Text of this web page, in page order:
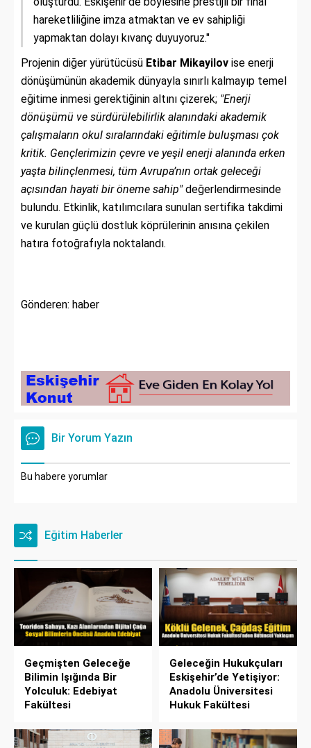
hareketliliğine imza atmaktan ve ev sahipliği
yapmaktan dolayı kıvanç duyuyoruz."
Projenin diğer yürütücüsü Etibar Mikayilov ise enerji
dönüşümünün akademik dünyayla sınırlı kalmayıp temel
eğitime inmesi gerektiğinin altını çizerek; "Enerji
dönüşümü ve sürdürülebilirlik alanındaki akademik
çalışmaların okul sıralarındaki eğitimle buluşması çok
kritik. Gençlerimizin çevre ve yeşil enerji alanında erken
yaşta bilinçlenmesi, tüm Avrupa’nın ortak geleceği
açısından hayati bir öneme sahip"değerlendirmesinde
bulundu. Etkinlik, katılımcılara sunulan sertifika takdimi
ve kurulan güçlü dostluk köprülerinin anısına çekilen
hatıra fotoğrafıyla noktalandı.
Gönderen: haber
Bir Yorum Yazın
Bu habere yorumlar
Eğitim Haberler
Geçmişten Geleceğe
Bilimin Işığında Bir
Yolculuk: Edebiyat
Fakültesi
Geleceğin Hukukçuları
Eskişehir’de Yetişiyor:
Anadolu Üniversitesi
Hukuk Fakültesi